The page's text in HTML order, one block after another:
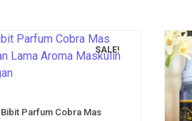
SALE!
Bibit Parfum Cobra Mas